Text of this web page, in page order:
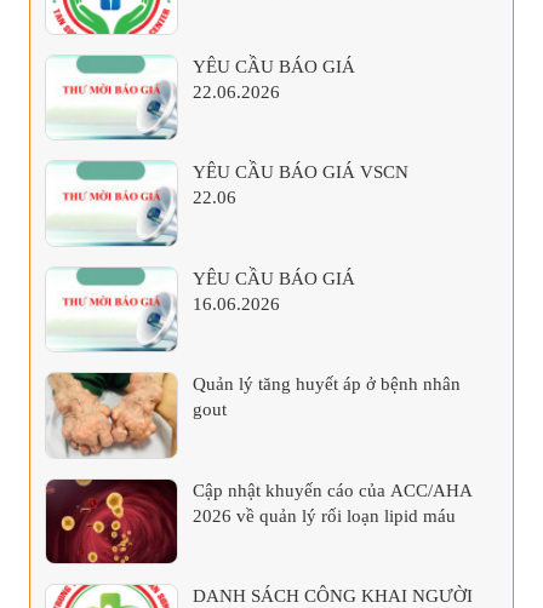
YÊU CẦU BÁO GIÁ
22.06.2026
YÊU CẦU BÁO GIÁ VSCN
22.06
YÊU CẦU BÁO GIÁ
16.06.2026
Quản lý tăng huyết áp ở bệnh nhân
gout
Cập nhật khuyến cáo của ACC/AHA
2026 về quản lý rối loạn lipid máu
DANH SÁCH CÔNG KHAI NGƯỜI